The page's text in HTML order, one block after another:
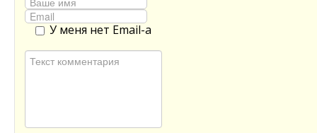
У меня нет Email-а